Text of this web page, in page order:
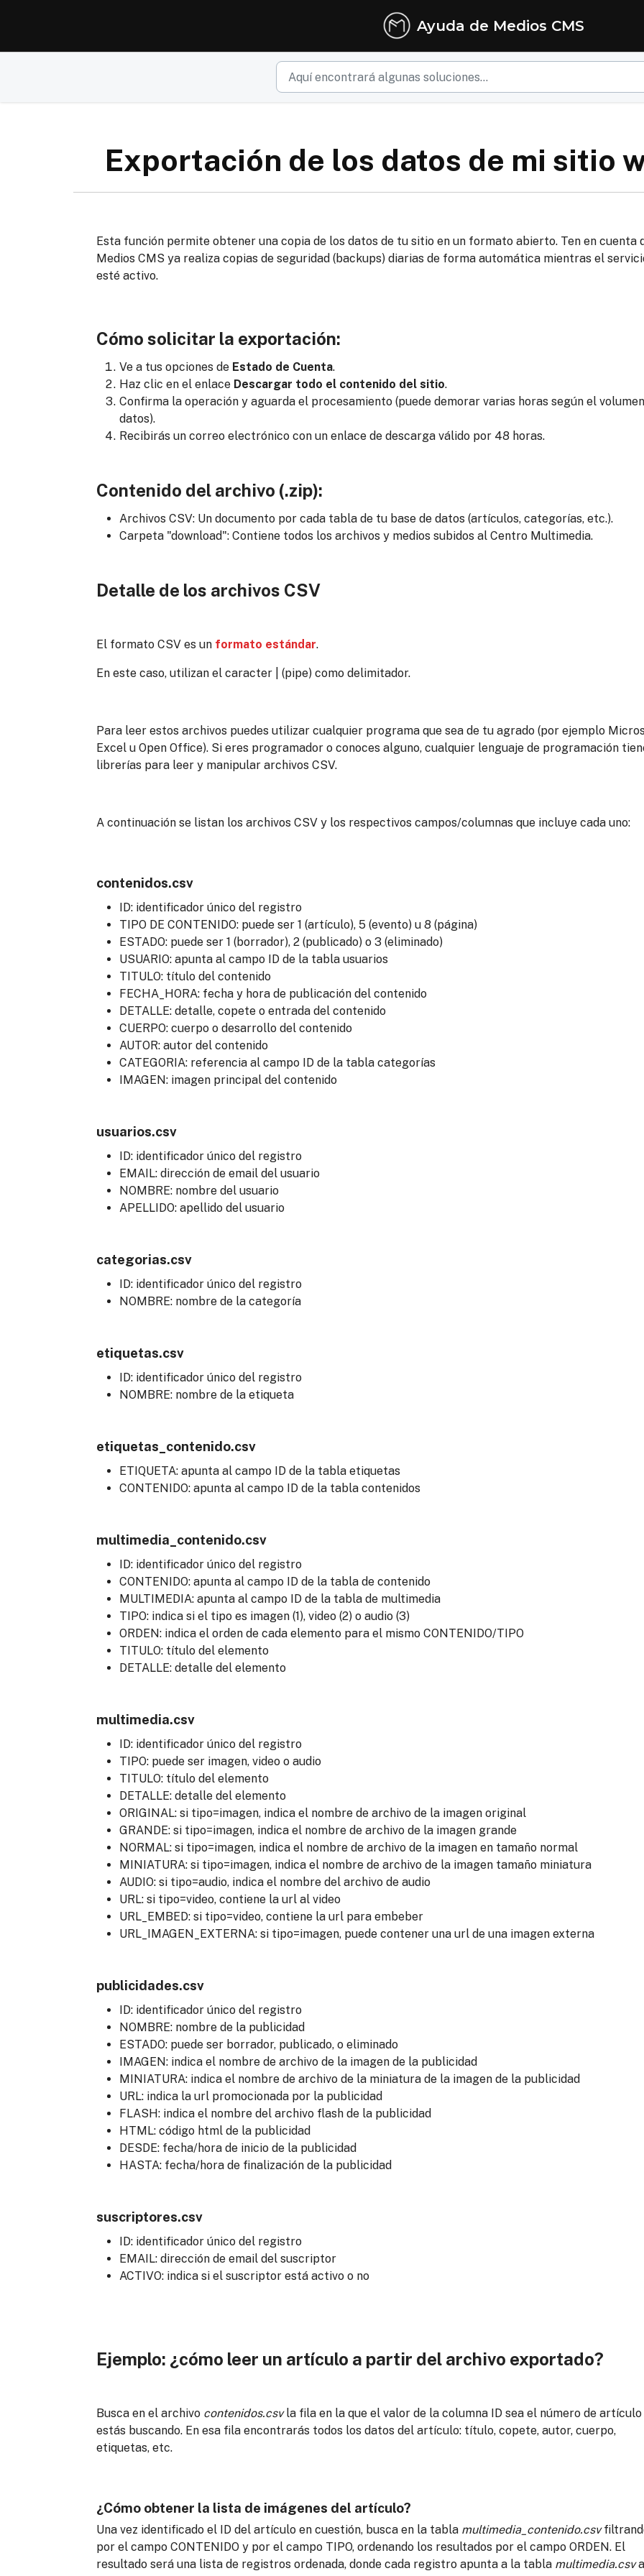
Ayuda de Medios CMS
Exportación de los datos de mi sitio
Esta función permite obtener una copia de los datos de tu sitio en un formato abierto. Ten en cuenta
Medios CMS ya realiza copias de seguridad (backups) diarias de forma automática mientras el
esté activo.
Cómo solicitar la exportación:
Ve a tus opciones de Estado de Cuenta.
Haz clic en el enlace Descargar todo el contenido del sitio.
Confirma la operación y aguarda el procesamiento (puede demorar varias horas según el
datos).
Recibirás un correo electrónico con un enlace de descarga válido por 48 horas.
Contenido del archivo (.zip):
Archivos CSV: Un documento por cada tabla de tu base de datos (artículos, categorías, etc.).
Carpeta "download": Contiene todos los archivos y medios subidos al Centro Multimedia.
Detalle de los archivos CSV
El formato CSV es un formato estándar.
En este caso, utilizan el caracter | (pipe) como delimitador.
Para leer estos archivos puedes utilizar cualquier programa que sea de tu agrado (por ejemplo
Excel u Open Office). Si eres programador o conoces alguno, cualquier lenguaje de programación
librerías para leer y manipular archivos CSV.
A continuación se listan los archivos CSV y los respectivos campos/columnas que incluye cada uno:
contenidos.csv
ID: identificador único del registro
TIPO DE CONTENIDO: puede ser 1 (artículo), 5 (evento) u 8 (página)
ESTADO: puede ser 1 (borrador), 2 (publicado) o 3 (eliminado)
USUARIO: apunta al campo ID de la tabla usuarios
TITULO: título del contenido
FECHA_HORA: fecha y hora de publicación del contenido
DETALLE: detalle, copete o entrada del contenido
CUERPO: cuerpo o desarrollo del contenido
AUTOR: autor del contenido
CATEGORIA: referencia al campo ID de la tabla categorías
IMAGEN: imagen principal del contenido
usuarios.csv
ID: identificador único del registro
EMAIL: dirección de email del usuario
NOMBRE: nombre del usuario
APELLIDO: apellido del usuario
categorias.csv
ID: identificador único del registro
NOMBRE: nombre de la categoría
etiquetas.csv
ID: identificador único del registro
NOMBRE: nombre de la etiqueta
etiquetas_contenido.csv
ETIQUETA: apunta al campo ID de la tabla etiquetas
CONTENIDO: apunta al campo ID de la tabla contenidos
multimedia_contenido.csv
ID: identificador único del registro
CONTENIDO: apunta al campo ID de la tabla de contenido
MULTIMEDIA: apunta al campo ID de la tabla de multimedia
TIPO: indica si el tipo es imagen (1), video (2) o audio (3)
ORDEN: indica el orden de cada elemento para el mismo CONTENIDO/TIPO
TITULO: título del elemento
DETALLE: detalle del elemento
multimedia.csv
ID: identificador único del registro
TIPO: puede ser imagen, video o audio
TITULO: título del elemento
DETALLE: detalle del elemento
ORIGINAL: si tipo=imagen, indica el nombre de archivo de la imagen original
GRANDE: si tipo=imagen, indica el nombre de archivo de la imagen grande
NORMAL: si tipo=imagen, indica el nombre de archivo de la imagen en tamaño normal
MINIATURA: si tipo=imagen, indica el nombre de archivo de la imagen tamaño miniatura
AUDIO: si tipo=audio, indica el nombre del archivo de audio
URL: si tipo=video, contiene la url al video
URL_EMBED: si tipo=video, contiene la url para embeber
URL_IMAGEN_EXTERNA: si tipo=imagen, puede contener una url de una imagen externa
publicidades.csv
ID: identificador único del registro
NOMBRE: nombre de la publicidad
ESTADO: puede ser borrador, publicado, o eliminado
IMAGEN: indica el nombre de archivo de la imagen de la publicidad
MINIATURA: indica el nombre de archivo de la miniatura de la imagen de la publicidad
URL: indica la url promocionada por la publicidad
FLASH: indica el nombre del archivo flash de la publicidad
HTML: código html de la publicidad
DESDE: fecha/hora de inicio de la publicidad
HASTA: fecha/hora de finalización de la publicidad
suscriptores.csv
ID: identificador único del registro
EMAIL: dirección de email del suscriptor
ACTIVO: indica si el suscriptor está activo o no
Ejemplo: ¿cómo leer un artículo a partir del archivo exportado?
Busca en el archivo contenidos.csvla fila en la que el valor de la columna ID sea el número de artículo
estás buscando. En esa fila encontrarás todos los datos del artículo: título, copete, autor, cuerpo,
etiquetas, etc.
¿Cómo obtener la lista de imágenes del artículo?
Una vez identificado el ID del artículo en cuestión, busca en la tabla multimedia_contenido.csv
por el campo CONTENIDO y por el campo TIPO, ordenando los resultados por el campo ORDEN. El
resultado será una lista de registros ordenada, donde cada registro apunta a la tabla multimedia.csva